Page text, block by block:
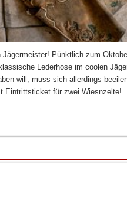
Jägermeister! Pünktlich zum
Lederhose im coolen
will, muss sich allerdings
Eintrittsticket für zwei Wiesnzelte!